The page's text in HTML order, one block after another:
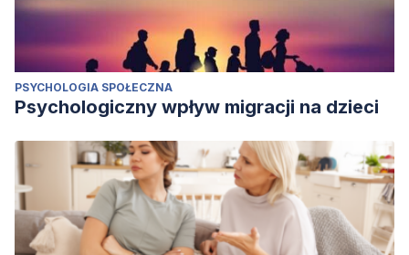
PSYCHOLOGIA SPOŁECZNA
Psychologiczny wpływ migracji na dzieci